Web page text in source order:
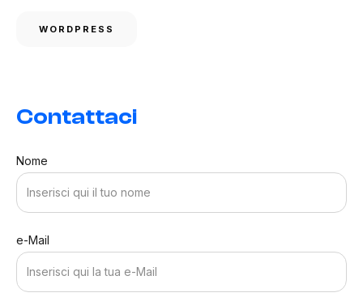
WORDPRESS
Contattaci
Nome
e-Mail